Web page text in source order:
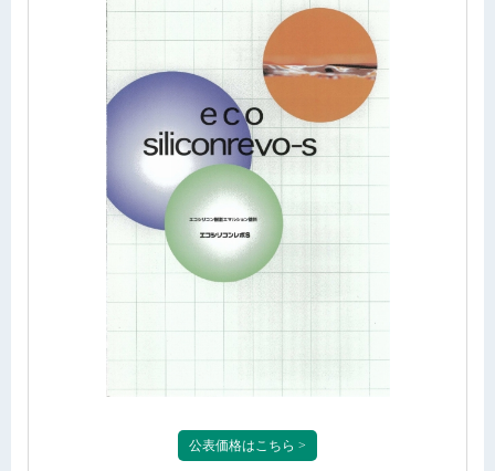
公表価格はこちら >